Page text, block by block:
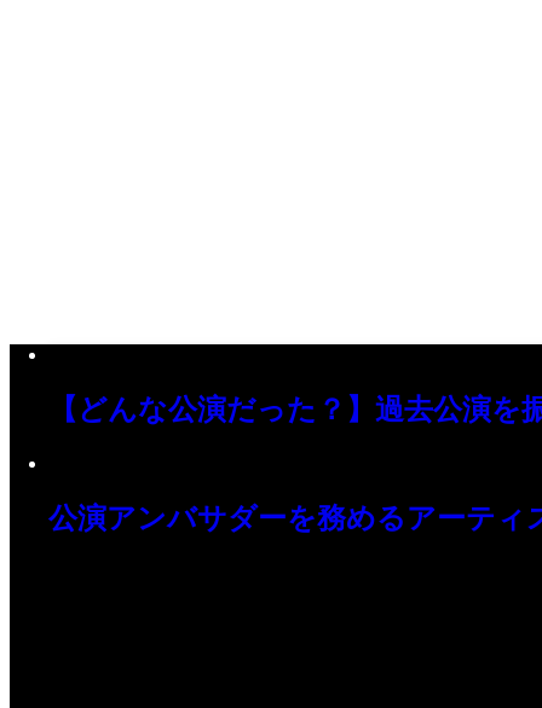
【どんな公演だった？】過去公演を
公演アンバサダーを務めるアーティ